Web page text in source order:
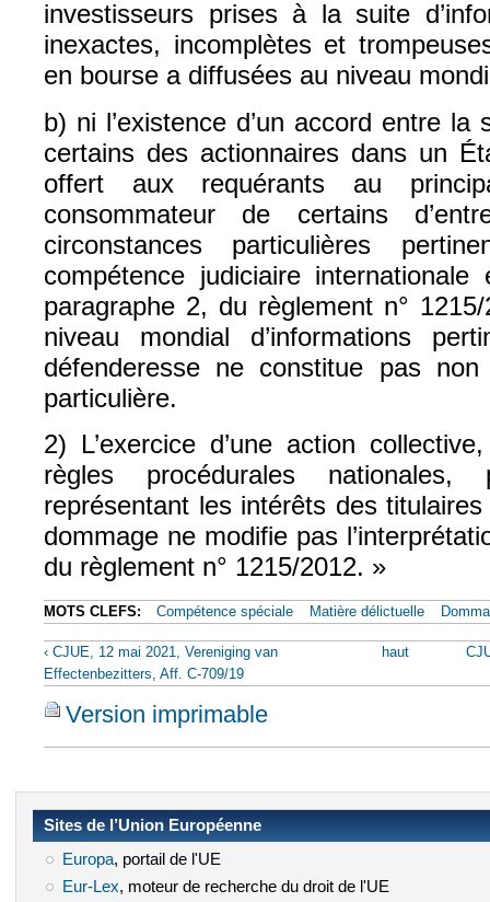
investisseurs prises à la suite
inexactes, incomplètes et
en bourse a diffusées au niveau
b) ni l’existence d’un accord entre la
certains des actionnaires dans un
offert aux requérants au
consommateur de certains
circonstances particulières
compétence judiciaire
paragraphe 2, du règlement n°
niveau mondial d’informations
défenderesse ne constitue pas
particulière.
2) L’exercice d’une action
règles procédurales
représentant les intérêts des
dommage ne modifie pas
du règlement n° 1215/2012. »
MOTS CLEFS: Compétence spéciale Matière délictuelle
‹ CJUE, 12 mai 2021, Vereniging van
Effectenbezitters, Aff. C-709/19
haut
Version imprimable
Sites de l’Union Européenne
Europa(le lien est externe)
, portail de l'UE
Eur-Lex (le lien est externe)
, moteur de recherche du droit de l'UE